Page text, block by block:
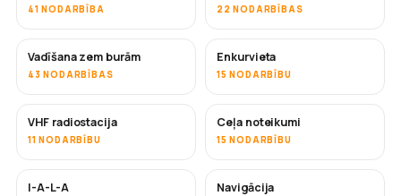
41 NODARBĪBA 22 NODARBĪBAS
Vadīšana zem burām
43 NODARBĪBAS
Enkurvieta
15 NODARBĪBU
VHF radiostacija
11 NODARBĪBU
Ceļa noteikumi
15 NODARBĪBU
I-A-L-A Navigācija